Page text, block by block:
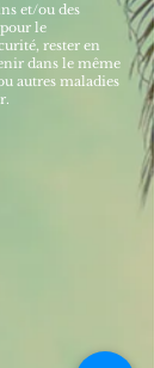
et/ou des
le
rester en
dans le même
autres maladies